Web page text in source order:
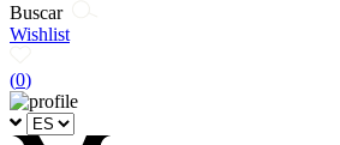
Buscar
Wishlist
(0)